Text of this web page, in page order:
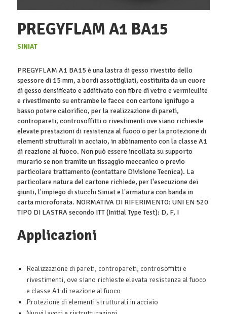
PREGYFLAM A1 BA15
SINIAT
PREGYFLAM A1 BA15 è una lastra di gesso rivestito dello
spessore di 15 mm, a bordi assottigliati, costituita da un cuore
di gesso densificato e additivato con fibre di vetro e vermiculite
e rivestimento su entrambe le facce con cartone ignifugo a
basso potere calorifico, per la realizzazione di pareti,
contropareti, controsoffitti o rivestimenti ove siano richieste
elevate prestazioni di resistenza al fuoco o per la protezione di
elementi strutturali in acciaio, in abbinamento con la classe A1
di reazione al fuoco. Non può essere incollata su supporto
murario se non tramite un fissaggio meccanico o previo
particolare trattamento (contattare Divisione Tecnica). La
particolare natura del cartone richiede, per l'esecuzione dei
giunti, l'impiego di stucchi Siniat e l'armatura con banda in
carta microforata. NORMATIVA DI RIFERIMENTO: UNI EN 520
TIPO DI LASTRA secondo ITT (Initial Type Test): D, F, I
Applicazioni
Realizzazione di pareti, contropareti, controsoffitti e
rivestimenti, ove siano richieste elevata resistenza al fuoco
e classe A1 di reazione al fuoco
Protezione di elementi strutturali in acciaio